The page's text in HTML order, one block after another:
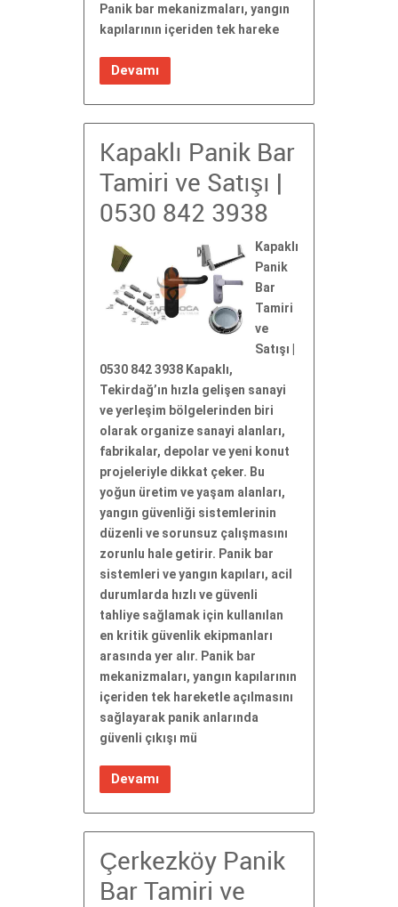
Panik bar mekanizmaları, yangın
kapılarının içeriden tek hareke
Devamı
Kapaklı Panik Bar
Tamiri ve Satışı |
0530 842 3938
Kapaklı
Panik
Bar
Tamiri
ve
Satışı |
0530 842 3938 Kapaklı,
Tekirdağ’ın hızla gelişen sanayi
ve yerleşim bölgelerinden biri
olarak organize sanayi alanları,
fabrikalar, depolar ve yeni konut
projeleriyle dikkat çeker. Bu
yoğun üretim ve yaşam alanları,
yangın güvenliği sistemlerinin
düzenli ve sorunsuz çalışmasını
zorunlu hale getirir. Panik bar
sistemleri ve yangın kapıları, acil
durumlarda hızlı ve güvenli
tahliye sağlamak için kullanılan
en kritik güvenlik ekipmanları
arasında yer alır. Panik bar
mekanizmaları, yangın kapılarının
içeriden tek hareketle açılmasını
sağlayarak panik anlarında
güvenli çıkışı mü
Devamı
Çerkezköy Panik
Bar Tamiri ve